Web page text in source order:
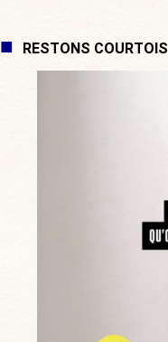
RESTONS COURTOIS